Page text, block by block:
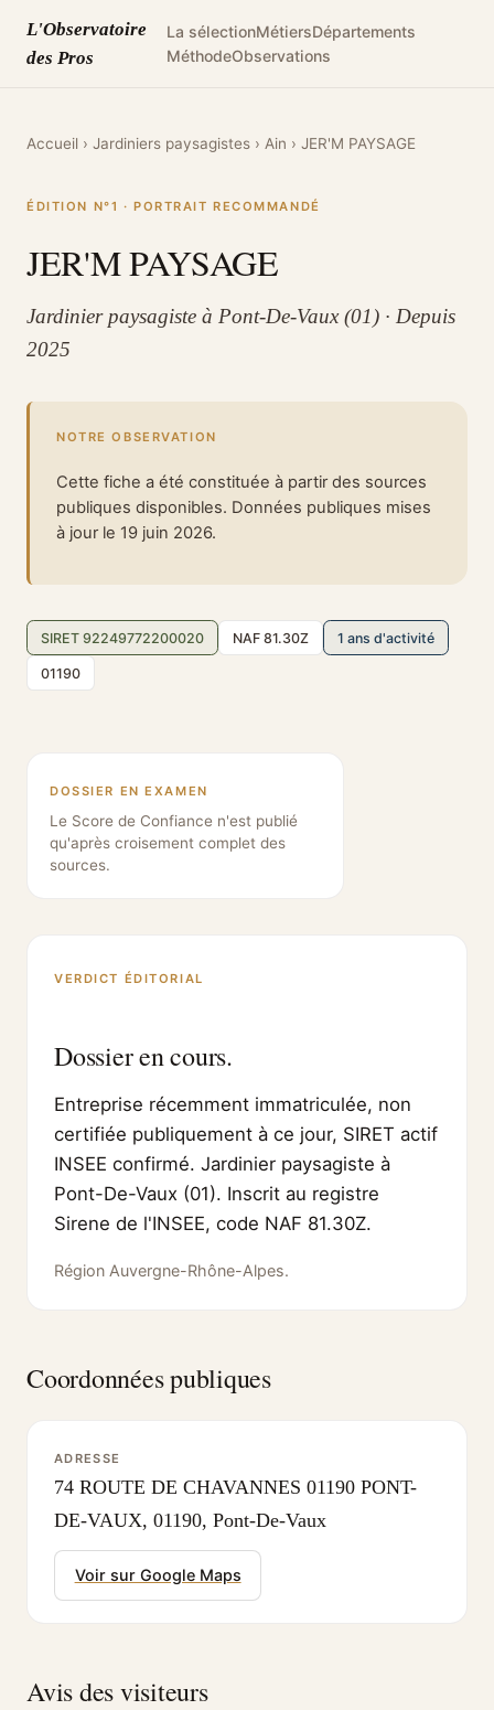
L'Observatoire
des Pros
La sélectionMétiersDépartements
MéthodeObservations
Accueil › Jardiniers paysagistes › Ain › JER'M PAYSAGE
ÉDITION N°1 · PORTRAIT RECOMMANDÉ
JER'M PAYSAGE
Jardinier paysagiste à Pont-De-Vaux (01) · Depuis
2025
NOTRE OBSERVATION
Cette fiche a été constituée à partir des sources
publiques disponibles. Données publiques mises
à jour le 19 juin 2026.
SIRET 92249772200020 NAF 81.30Z 1 ans d'activité
01190
DOSSIER EN EXAMEN
Le Score de Confiance n'est publié
qu'après croisement complet des
sources.
VERDICT ÉDITORIAL
Dossier en cours.
Entreprise récemment immatriculée, non
certifiée publiquement à ce jour, SIRET actif
INSEE confirmé. Jardinier paysagiste à
Pont-De-Vaux (01). Inscrit au registre
Sirene de l'INSEE, code NAF 81.30Z.
Région Auvergne-Rhône-Alpes.
Coordonnées publiques
ADRESSE
74 ROUTE DE CHAVANNES 01190 PONT-
DE-VAUX, 01190, Pont-De-Vaux
Voir sur Google Maps
Avis des visiteurs